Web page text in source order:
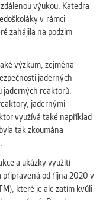
výukou. Katedra
v rámci
zahájila na podzim
výzkum, zejména
jaderných
jaderných reaktorů.
jadernými
využívá také například
tak zkoumána
a ukázky využití
od října 2020 v
které je ale zatím kvůli